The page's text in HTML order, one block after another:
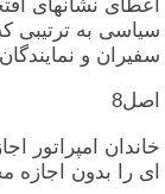
اعطای‏ نشانهای‏
سیاسی‏ به‏ ترتیبی‏
سفیران‏ و
اصل‏8
خاندان‏ امپراتور
ای‏ را بدون‏ اجازه‏